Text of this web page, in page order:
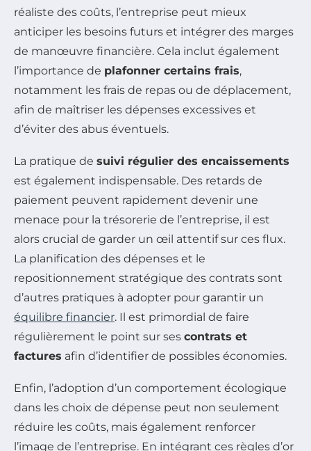
réaliste des coûts, l’entreprise peut mieux
anticiper les besoins futurs et intégrer des marges
de manœuvre financière. Cela inclut également
l’importance de plafonner certains frais,
notamment les frais de repas ou de déplacement,
afin de maîtriser les dépenses excessives et
d’éviter des abus éventuels.
La pratique de suivi régulier des encaissements
est également indispensable. Des retards de
paiement peuvent rapidement devenir une
menace pour la trésorerie de l’entreprise, il est
alors crucial de garder un œil attentif sur ces flux.
La planification des dépenses et le
repositionnement stratégique des contrats sont
d’autres pratiques à adopter pour garantir un
équilibre financier. Il est primordial de faire
régulièrement le point sur ses contrats et
factures afin d’identifier de possibles économies.
Enfin, l’adoption d’un comportement écologique
dans les choix de dépense peut non seulement
réduire les coûts, mais également renforcer
l’image de l’entreprise. En intégrant ces règles d’or